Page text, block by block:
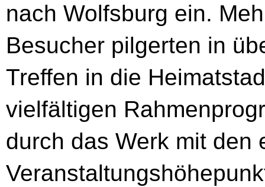
nach Wolfsburg ein.
Besucher pilgerten in
Treffen in die
vielfältigen
durch das Werk mit den